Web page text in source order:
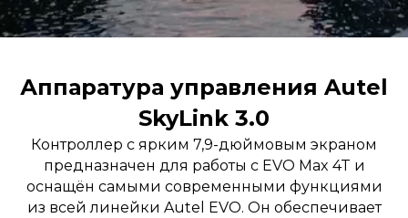
Аппаратура управления Autel
SkyLink 3.0
Контроллер с ярким 7,9-дюймовым экраном
предназначен для работы с EVO Max 4T и
оснащён самыми современными функциями
из всей линейки Autel EVO. Он обеспечивает